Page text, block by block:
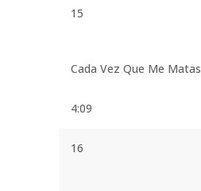
15
Cada Vez Que Me Matas
4:09
16